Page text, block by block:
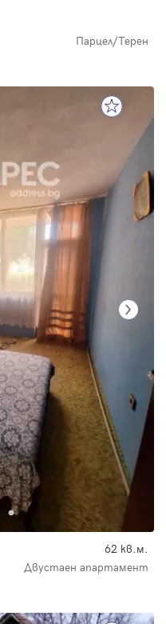
Парцел/Терен
62 кв.м.
Двустаен апартамент